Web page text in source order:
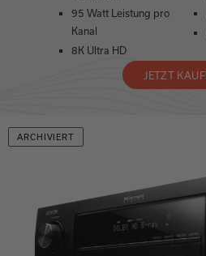
95 Watt Leistung pro
Kanal
8K Ultra HD
JETZT
ARCHIVIERT